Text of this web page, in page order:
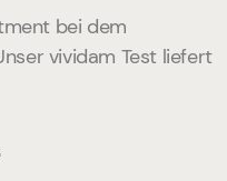
bei dem
vividam Test liefert